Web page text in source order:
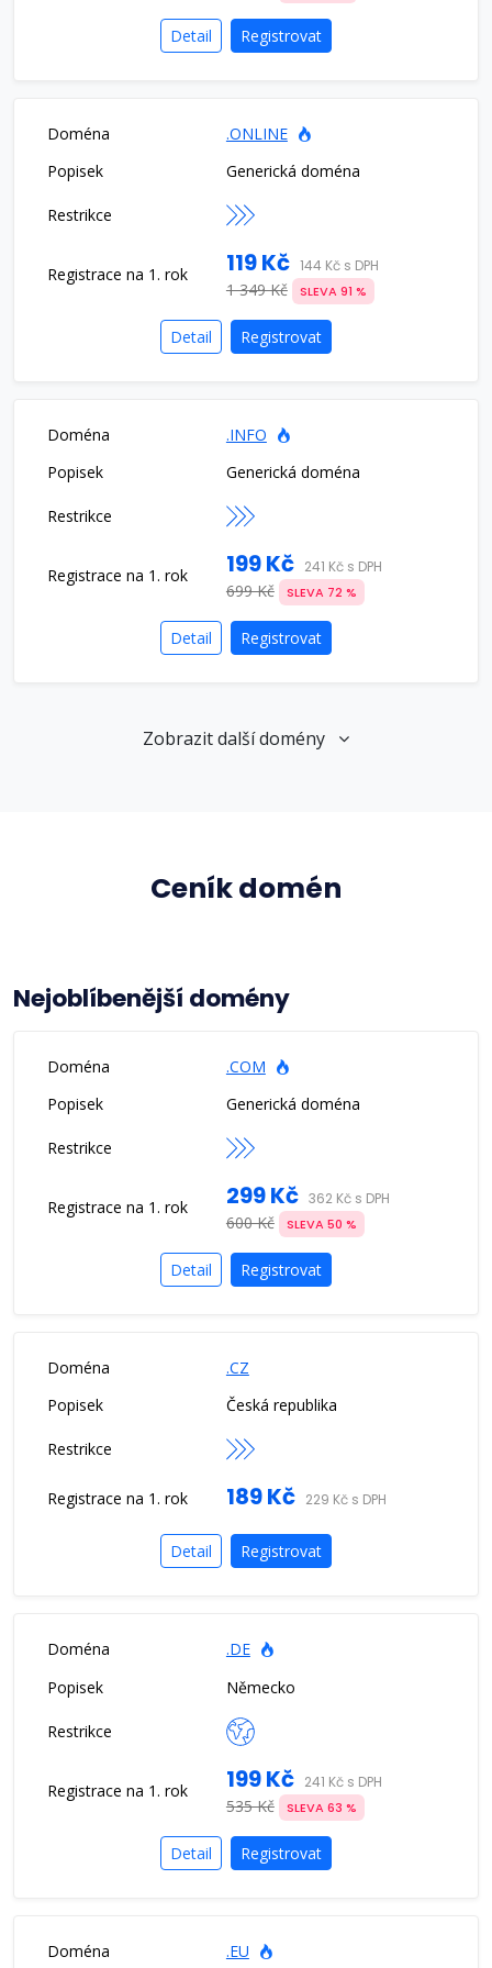
Detail Registrovat
.ONLINE
Generická doména
119 Kč 144 Kč s DPH
1 349 Kč SLEVA 91 %
Detail Registrovat
.INFO
Generická doména
199 Kč 241 Kč s DPH
699 Kč SLEVA 72 %
Detail Registrovat
Zobrazit další domény
Ceník domén
Nejoblíbenější domény
.COM
Generická doména
299 Kč 362 Kč s DPH
600 Kč SLEVA 50 %
Detail Registrovat
.CZ
Česká republika
189 Kč 229 Kč s DPH
Detail Registrovat
.DE
Německo
199 Kč 241 Kč s DPH
535 Kč SLEVA 63 %
Detail Registrovat
.EU